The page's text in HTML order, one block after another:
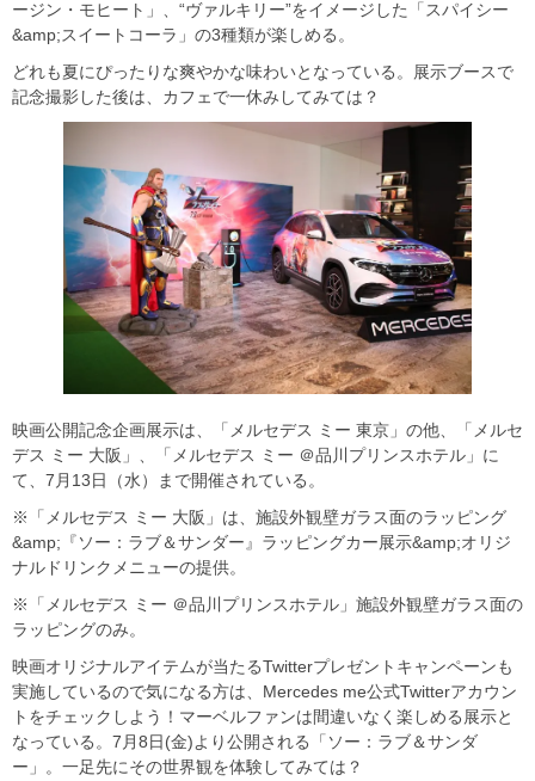
ージン・モヒート」、“ヴァルキリー”をイメージした「スパイシー
&amp;スイートコーラ」の3種類が楽しめる。
どれも夏にぴったりな爽やかな味わいとなっている。展示ブースで
記念撮影した後は、カフェで一休みしてみては？
映画公開記念企画展示は、「メルセデス ミー 東京」の他、「メルセ
デス ミー 大阪」、「メルセデス ミー ＠品川プリンスホテル」に
て、7月13日（水）まで開催されている。
※「メルセデス ミー 大阪」は、施設外観壁ガラス面のラッピング
&amp;『ソー：ラブ＆サンダー』ラッピングカー展示&amp;オリジ
ナルドリンクメニューの提供。
※「メルセデス ミー ＠品川プリンスホテル」施設外観壁ガラス面の
ラッピングのみ。
映画オリジナルアイテムが当たるTwitterプレゼントキャンペーンも
実施しているので気になる方は、Mercedes me公式Twitterアカウン
トをチェックしよう！マーベルファンは間違いなく楽しめる展示と
なっている。7月8日(金)より公開される「ソー：ラブ＆サンダ
ー」。一足先にその世界観を体験してみては？